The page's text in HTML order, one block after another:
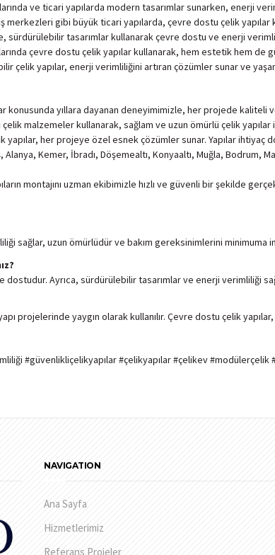
ve ticari yapılarda modern tasarımlar sunarken, enerji
merkezleri gibi büyük ticari yapılarda, çevre dostu çelik
sürdürülebilir tasarımlar kullanarak çevre dostu ve enerji verimli
çevre dostu çelik yapılar kullanarak, hem estetik hem de
çelik yapılar, enerji verimliliğini artıran çözümler sunar ve
konusunda yıllara dayanan deneyimimizle, her projede kaliteli
çelik malzemeler kullanarak, sağlam ve uzun ömürlü çelik yapılar
yapılar, her projeye özel esnek çözümler sunar. Yapılar
Alanya, Kemer, İbradı, Döşemealtı, Konyaaltı, Muğla,
montajını uzman ekibimizle hızlı ve güvenli bir şekilde
sağlar, uzun ömürlüdür ve bakım gereksinimlerini minimuma
Ayrıca, sürdürülebilir tasarımlar ve enerji verimliliği
projelerinde yaygın olarak kullanılır. Çevre dostu çelik
#güvenlikliçelikyapılar #çelikyapılar #çelikev #modülerçelik
NAVIGATION
Ana Sayfa
Hizmetlerimiz
Referans Projeler